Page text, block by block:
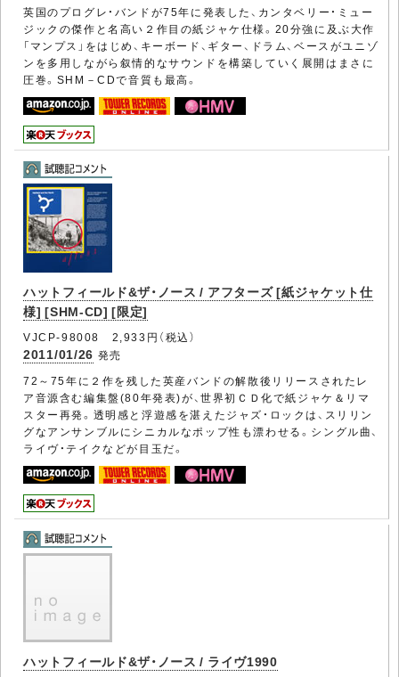
英国のプログレ・バンドが75年に発表した、カンタベリー・ミュー
ジックの傑作と名高い２作目の紙ジャケ仕様。20分強に及ぶ大作
「マンプス」をはじめ、キーボード、ギター、ドラム、ベースがユニゾ
ンを多用しながら叙情的なサウンドを構築していく展開はまさに
圧巻。SHM－CDで音質も最高。
ハットフィールド&ザ・ノース / アフターズ [紙ジャケット仕
様] [SHM-CD] [限定]
VJCP-98008 2,933円（税込）
2011/01/26 発売
72～75年に２作を残した英産バンドの解散後リリースされたレ
ア音源含む編集盤(80年発表)が、世界初ＣＤ化で紙ジャケ＆リマ
スター再発。透明感と浮遊感を湛えたジャズ・ロックは、スリリン
グなアンサンブルにシニカルなポップ性も漂わせる。シングル曲、
ライヴ・テイクなどが目玉だ。
ハットフィールド&ザ・ノース / ライヴ1990